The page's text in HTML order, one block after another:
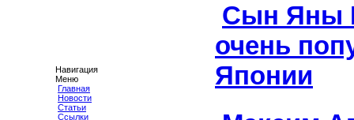
Навигация
Меню
Главная
Новости
Статьи
Ссылки
Сын Яны
очень
Японии